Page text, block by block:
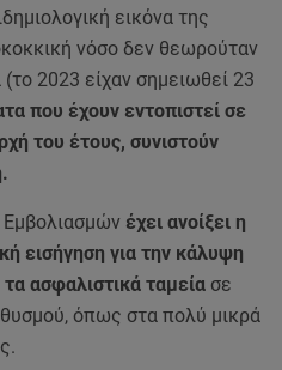
εικόνα της
νόσο δεν θεωρούταν
2023 είχαν σημειωθεί 23
που έχουν εντοπιστεί σε
του έτους, συνιστούν
Εμβολιασμών έχει ανοίξει η
εισήγηση για την κάλυψη
ασφαλιστικά ταμεία σε
όπως στα πολύ μικρά